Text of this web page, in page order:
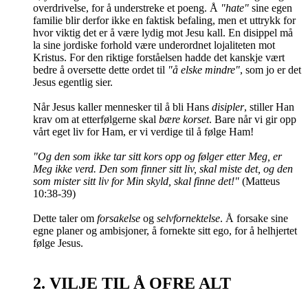
overdrivelse, for å understreke et poeng. Å "hate" sine egen
familie blir derfor ikke en faktisk befaling, men et uttrykk for
hvor viktig det er å være lydig mot Jesu kall. En disippel må
la sine jordiske forhold være underordnet lojaliteten mot
Kristus. For den riktige forståelsen hadde det kanskje vært
bedre å oversette dette ordet til "å elske mindre", som jo er det
Jesus egentlig sier.
Når Jesus kaller mennesker til å bli Hans disipler, stiller Han
krav om at etterfølgerne skal bære korset. Bare når vi gir opp
vårt eget liv for Ham, er vi verdige til å følge Ham!
"Og den som ikke tar sitt kors opp og følger etter Meg, er
Meg ikke verd. Den som finner sitt liv, skal miste det, og den
som mister sitt liv for Min skyld, skal finne det!" (Matteus
10:38-39)
Dette taler om forsakelse og selvfornektelse. Å forsake sine
egne planer og ambisjoner, å fornekte sitt ego, for å helhjertet
følge Jesus.
2. VILJE TIL Å OFRE ALT